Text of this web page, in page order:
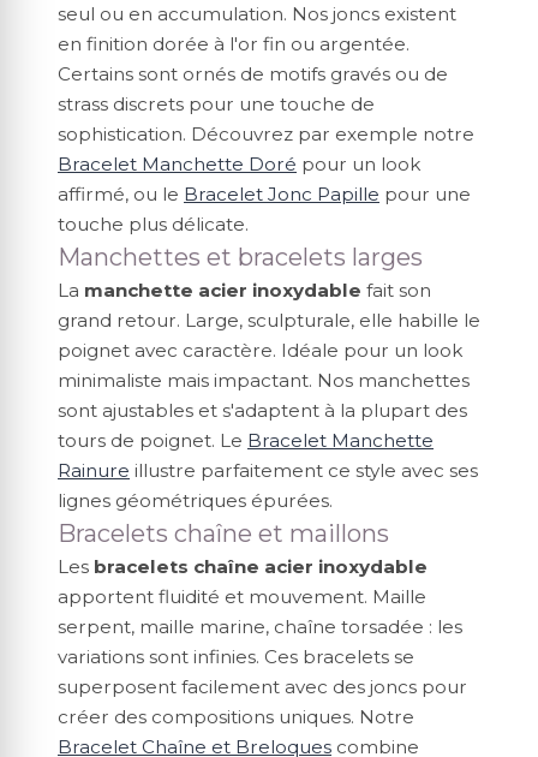
seul ou en accumulation. Nos joncs existent
en finition dorée à l'or fin ou argentée.
Certains sont ornés de motifs gravés ou de
strass discrets pour une touche de
sophistication. Découvrez par exemple notre
Bracelet Manchette Doré pour un look
affirmé, ou le Bracelet Jonc Papille pour une
touche plus délicate.
Manchettes et bracelets larges
La manchette acier inoxydable fait son
grand retour. Large, sculpturale, elle habille le
poignet avec caractère. Idéale pour un look
minimaliste mais impactant. Nos manchettes
sont ajustables et s'adaptent à la plupart des
tours de poignet. Le Bracelet Manchette
Rainure illustre parfaitement ce style avec ses
lignes géométriques épurées.
Bracelets chaîne et maillons
Les bracelets chaîne acier inoxydable
apportent fluidité et mouvement. Maille
serpent, maille marine, chaîne torsadée : les
variations sont infinies. Ces bracelets se
superposent facilement avec des joncs pour
créer des compositions uniques. Notre
Bracelet Chaîne et Breloques combine